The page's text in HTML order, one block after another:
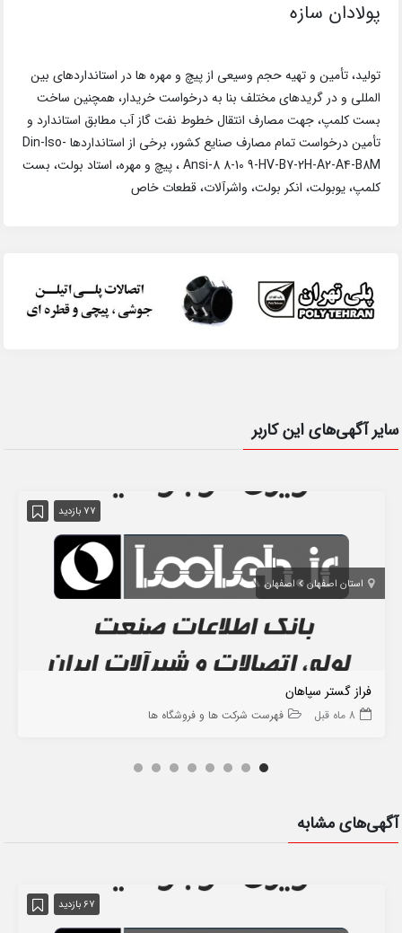
پولادان سازه
تولید، تأمین و تهیه حجم وسیعی از پیچ و مهره ها در استانداردهای بین
المللی و در گریدهای مختلف بنا به درخواست خریدار، همچنین ساخت
بست کلمپ، جهت مصارف انتقال خطوط نفت گاز آب مطابق استاندارد و
تأمین درخواست تمام مصارف صنایع کشور، برخی از استانداردها Din-Iso-
Ansi-8 8-10 9-HV-B7-2H-A2-A4-B8M ، پیچ و مهره، استاد بولت، بست
کلمپ، یوبولت، انکر بولت، واشرآلات، قطعات خاص
سایر آگهی‌های این کاربر
77 بازدید
استان اصفهان اصفهان
فراز گستر سپاهان
8 ماه قبل فهرست شرکت ها و فروشگاه ها
آگهی‌های مشابه
67 بازدید